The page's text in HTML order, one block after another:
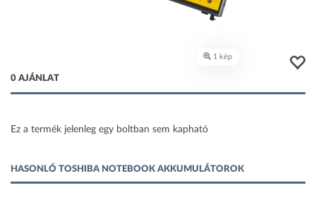
0 AJÁNLAT
Ez a termék jelenleg egy boltban sem kapható
HASONLÓ TOSHIBA NOTEBOOK AKKUMULÁTOROK